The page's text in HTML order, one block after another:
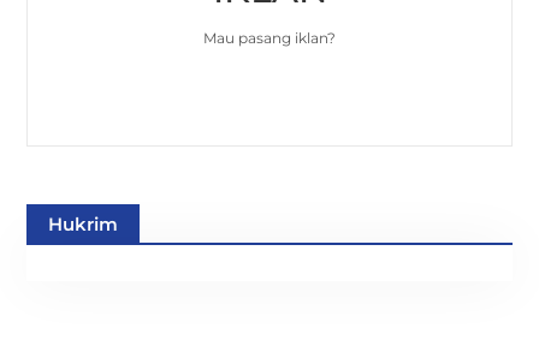
Mau pasang iklan?
Hukrim